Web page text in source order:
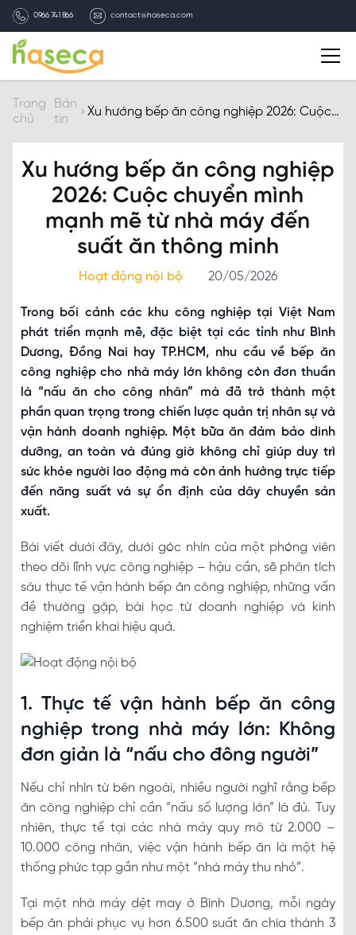
0966 741 866 contact@haseca.com
Giới thiệu
Chọn Haseca
Dịch vụ
Bản tin HASECA
Tuyển dụng
Liên hệ
Trang
chủ
Bản
tin
Xu hướng bếp ăn công nghiệp 2026: Cuộc
ăn thông minh
Xu hướng bếp ăn công nghiệp
2026: Cuộc chuyển mình
mạnh mẽ từ nhà máy đến
suất ăn thông minh
Hoạt động nội bộ 20/05/2026
Trong bối cảnh các khu công nghiệp tại Việt Nam
phát triển mạnh mẽ, đặc biệt tại các tỉnh như Bình
Dương, Đồng Nai hay TP.HCM, nhu cầu về bếp ăn
công nghiệp cho nhà máy lớn không còn đơn thuần
là “nấu ăn cho công nhân” mà đã trở thành một
phần quan trọng trong chiến lược quản trị nhân sự và
vận hành doanh nghiệp. Một bữa ăn đảm bảo dinh
dưỡng, an toàn và đúng giờ không chỉ giúp duy trì
sức khỏe người lao động mà còn ảnh hưởng trực tiếp
đến năng suất và sự ổn định của dây chuyền sản
xuất.
Bài viết dưới đây, dưới góc nhìn của một phóng viên
theo dõi lĩnh vực công nghiệp – hậu cần, sẽ phân tích
sâu thực tế vận hành bếp ăn công nghiệp, những vấn
đề thường gặp, bài học từ doanh nghiệp và kinh
nghiệm triển khai hiệu quả.
1. Thực tế vận hành bếp ăn công
nghiệp trong nhà máy lớn: Không
đơn giản là “nấu cho đông người”
Nếu chỉ nhìn từ bên ngoài, nhiều người nghĩ rằng bếp
ăn công nghiệp chỉ cần “nấu số lượng lớn” là đủ. Tuy
nhiên, thực tế tại các nhà máy quy mô từ 2.000 –
10.000 công nhân, việc vận hành bếp ăn là một hệ
thống phức tạp gần như một “nhà máy thu nhỏ”.
Tại một nhà máy dệt may ở Bình Dương, mỗi ngày
bếp ăn phải phục vụ hơn 6.500 suất ăn chia thành 3